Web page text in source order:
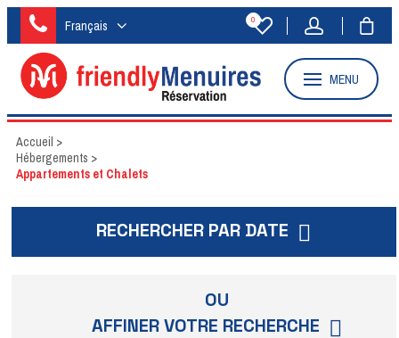
Français 0
MENU
Accueil >
Hébergements >
Appartements et Chalets
RECHERCHER PAR DATE
OU
AFFINER VOTRE RECHERCHE